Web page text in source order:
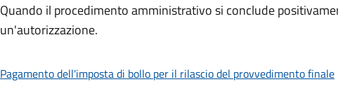
Quando il procedimento amministrativo si conclude
un'autorizzazione.
Pagamento dell'imposta di bollo per il rilascio del provvedimento finale